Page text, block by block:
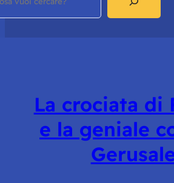
La crociata
e la geniale